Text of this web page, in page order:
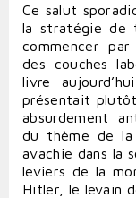
Ce salut
la stratégie de
commencer
des couches
livre
présentait
absurdement
du thème de
avachie dans la
leviers de la
Hitler, le levain